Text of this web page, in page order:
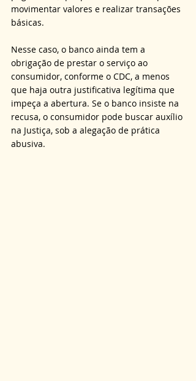
movimentar valores e realizar transações
básicas.
Nesse caso, o banco ainda tem a
obrigação de prestar o serviço ao
consumidor, conforme o CDC, a menos
que haja outra justificativa legítima que
impeça a abertura. Se o banco insiste na
recusa, o consumidor pode buscar auxílio
na Justiça, sob a alegação de prática
abusiva.